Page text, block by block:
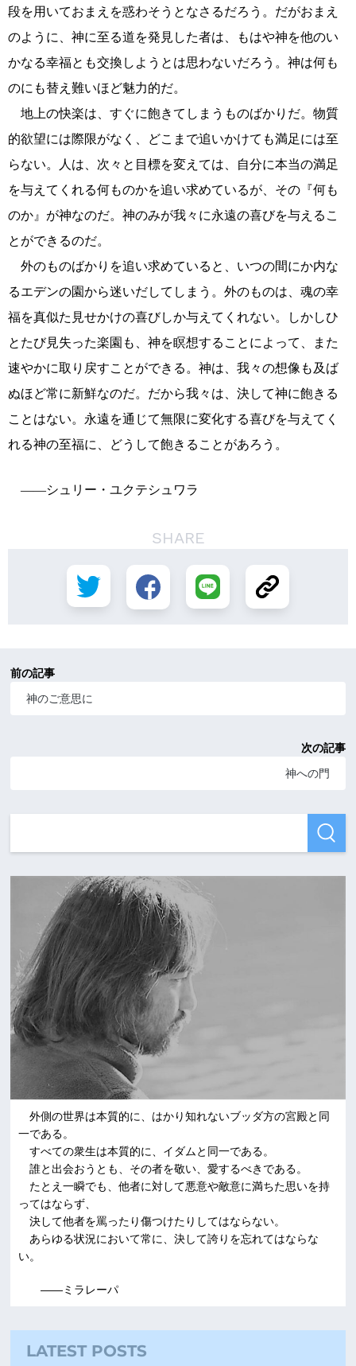
段を用いておまえを惑わそうとなさるだろう。だがおまえ
のように、神に至る道を発見した者は、もはや神を他のい
かなる幸福とも交換しようとは思わないだろう。神は何も
のにも替え難いほど魅力的だ。
地上の快楽は、すぐに飽きてしまうものばかりだ。物質
的欲望には際限がなく、どこまで追いかけても満足には至
らない。人は、次々と目標を変えては、自分に本当の満足
を与えてくれる何ものかを追い求めているが、その『何も
のか』が神なのだ。神のみが我々に永遠の喜びを与えるこ
とができるのだ。
外のものばかりを追い求めていると、いつの間にか内な
るエデンの園から迷いだしてしまう。外のものは、魂の幸
福を真似た見せかけの喜びしか与えてくれない。しかしひ
とたび見失った楽園も、神を瞑想することによって、また
速やかに取り戻すことができる。神は、我々の想像も及ば
ぬほど常に新鮮なのだ。だから我々は、決して神に飽きる
ことはない。永遠を通じて無限に変化する喜びを与えてく
れる神の至福に、どうして飽きることがあろう。
――シュリー・ユクテシュワラ
SHARE
前の記事
神のご意思に
次の記事
神への門
外側の世界は本質的に、はかり知れないブッダ方の宮殿と同
一である。
すべての衆生は本質的に、イダムと同一である。
誰と出会おうとも、その者を敬い、愛するべきである。
たとえ一瞬でも、他者に対して悪意や敵意に満ちた思いを持
ってはならず、
決して他者を罵ったり傷つけたりしてはならない。
あらゆる状況において常に、決して誇りを忘れてはならな
い。
――ミラレーパ
LATEST POSTS